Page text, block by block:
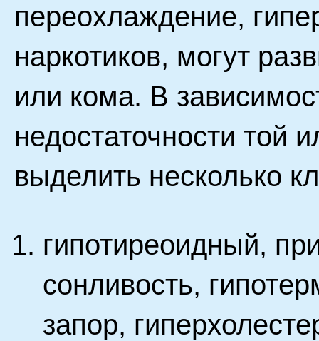
переохлаждение,
наркотиков, могут
или кома. В
недостаточности той
выделить несколько
гипотиреоидный,
сонливость,
запор,